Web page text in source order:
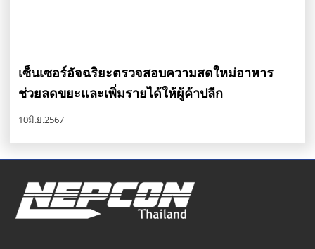
เซ็นเซอร์อัจฉริยะตรวจสอบความสดใหม่อาหาร
ช่วยลดขยะและเพิ่มรายได้ให้ผู้ค้าปลีก
10มิ.ย.2567